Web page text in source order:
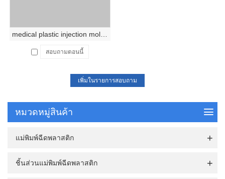
medical plastic injection molded part
สอบถามตอนนี้
หมวดหมู่สินค้า
แม่พิมพ์ฉีดพลาสติก
ชิ้นส่วนแม่พิมพ์ฉีดพลาสติก